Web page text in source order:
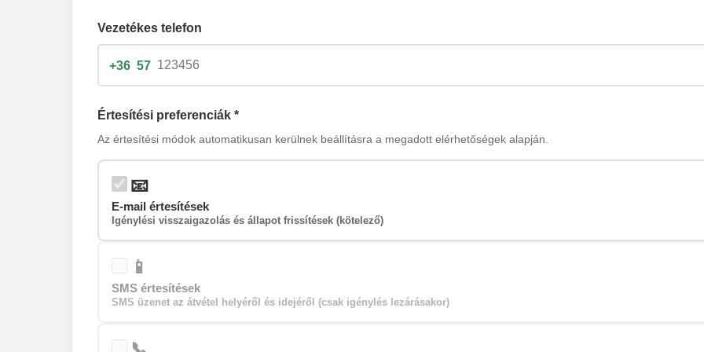
6
Amikor az igénylési határidőnek vége és megszerveztük az átadást, az átvételi információkat elküldjük e-
Vezetékes telefon
+36 57
Értesítési preferenciák *
Az értesítési módok automatikusan kerülnek beállításra a megadott elérhetőségek alapján.
📧
E-mail értesítések
Igénylési visszaigazolás és állapot frissítések (kötelező)
📱
SMS értesítések
SMS üzenet az átvétel helyéről és idejéről (csak igénylés lezárásakor)